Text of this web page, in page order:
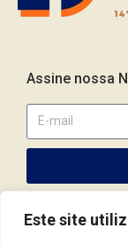
Este site
Assine nossa